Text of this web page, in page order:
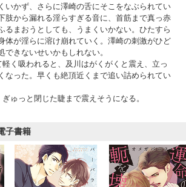
いかず、さらに澤崎の舌にそこをなぶられてい
肢から漏れる淫らすぎる音に、首筋まで真っ赤
るまおうとしても、うまくいかない。ひたすら
体が淫らに溶け崩れていく。澤崎の刺激がひど
できないせいかもしれない。
く吸われると、及川はがくがくと震え、立っ
なった。早くも絶頂近くまで追い詰められてい
ゅっと閉じた睫まで震えそうになる。
子書籍